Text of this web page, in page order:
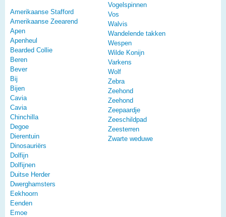
Amerikaanse Stafford
Amerikaanse Zeearend
Apen
Apenheul
Bearded Collie
Beren
Bever
Bij
Bijen
Cavia
Cavia
Chinchilla
Degoe
Dierentuin
Dinosauriërs
Dolfijn
Dolfijnen
Duitse Herder
Dwerghamsters
Eekhoorn
Eenden
Emoe
Vogelspinnen
Vos
Walvis
Wandelende takken
Wespen
Wilde Konijn
Varkens
Wolf
Zebra
Zeehond
Zeehond
Zeepaardje
Zeeschildpad
Zeesterren
Zwarte weduwe